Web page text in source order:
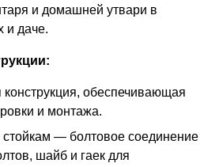
и домашней утвари в
и даче.
обеспечивающая
и монтажа.
стойкам — болтовое соединение
шайб и гаек для